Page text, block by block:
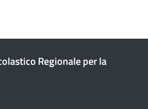
Regionale per la